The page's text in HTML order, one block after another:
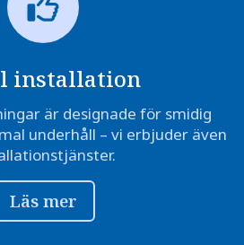
installation
är designade för smidig
underhåll – vi erbjuder även
Läs mer